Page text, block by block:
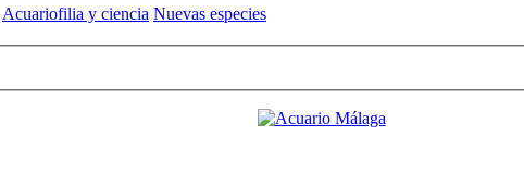
Acuariofilia y ciencia Nuevas especies